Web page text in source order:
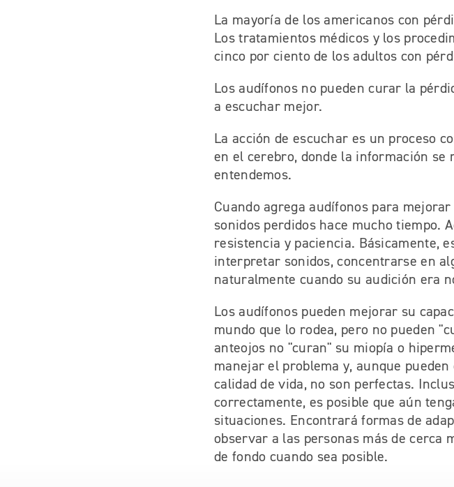
La mayoría de los americanos con
Los tratamientos médicos y los
cinco por ciento de los adultos con
Los audífonos no pueden curar la
a escuchar mejor.
La acción de escuchar es un proceso
en el cerebro, donde la información se
entendemos.
Cuando agrega audífonos para
sonidos perdidos hace mucho tiempo.
resistencia y paciencia. Básicamente,
interpretar sonidos, concentrarse en
naturalmente cuando su audición era
Los audífonos pueden mejorar su
mundo que lo rodea, pero no pueden
anteojos no "curan" su miopía o
manejar el problema y, aunque
calidad de vida, no son perfectas.
correctamente, es posible que aún
situaciones. Encontrará formas de
observar a las personas más de
de fondo cuando sea posible.